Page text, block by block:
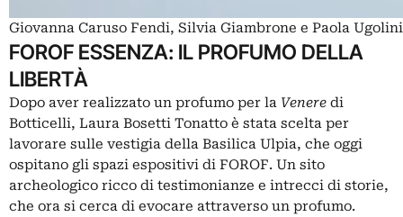
Giovanna Caruso Fendi, Silvia Giambrone e Paola
FOROF ESSENZA: IL PROFUMO DELLA
LIBERTÀ
Dopo aver realizzato un profumo per la Venere di
Botticelli, Laura Bosetti Tonatto è stata scelta per
lavorare sulle vestigia della Basilica Ulpia, che oggi
ospitano gli spazi espositivi di FOROF. Un sito
archeologico ricco di testimonianze e intrecci di storie,
che ora si cerca di evocare attraverso un profumo.